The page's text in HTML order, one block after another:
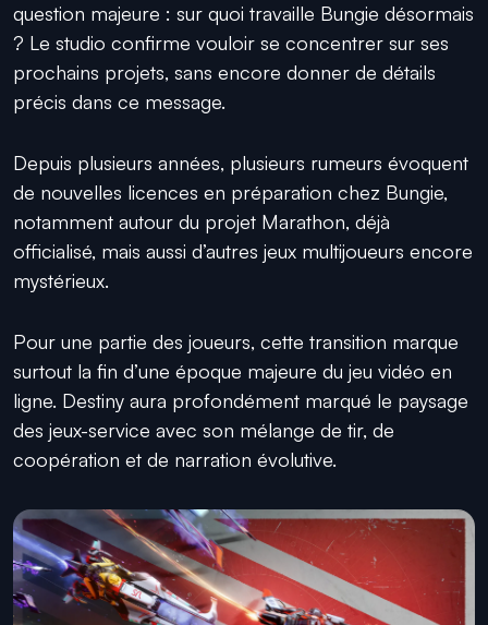
question majeure : sur quoi travaille Bungie désormais
? Le studio confirme vouloir se concentrer sur ses
prochains projets, sans encore donner de détails
précis dans ce message.
Depuis plusieurs années, plusieurs rumeurs évoquent
de nouvelles licences en préparation chez Bungie,
notamment autour du projet Marathon, déjà
officialisé, mais aussi d’autres jeux multijoueurs encore
mystérieux.
Pour une partie des joueurs, cette transition marque
surtout la fin d’une époque majeure du jeu vidéo en
ligne. Destiny aura profondément marqué le paysage
des jeux-service avec son mélange de tir, de
coopération et de narration évolutive.